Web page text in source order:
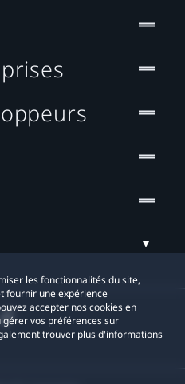
les fonctionnalités du site,
fournir une expérience
accepter nos cookies en
vos préférences sur
trouver plus d'informations